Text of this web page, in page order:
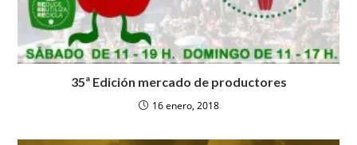
35ª Edición mercado de productores
16 enero, 2018